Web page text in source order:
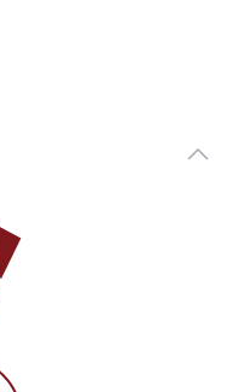
2026
in vigore nel Parco Nazionale